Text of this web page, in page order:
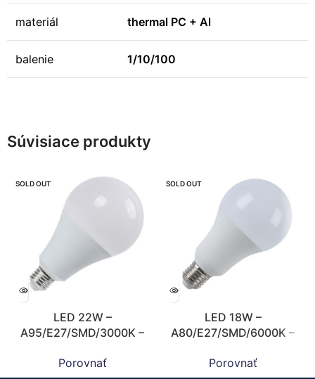
materiál thermal PC + Al
balenie 1/10/100
Súvisiace produkty
SOLD OUT
LED 22W –
A95/E27/SMD/3000K –
Porovnať
SOLD OUT
LED 18W –
A80/E27/SMD/6000K –
Porovnať